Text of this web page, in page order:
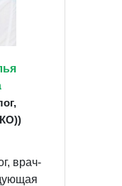
врач-